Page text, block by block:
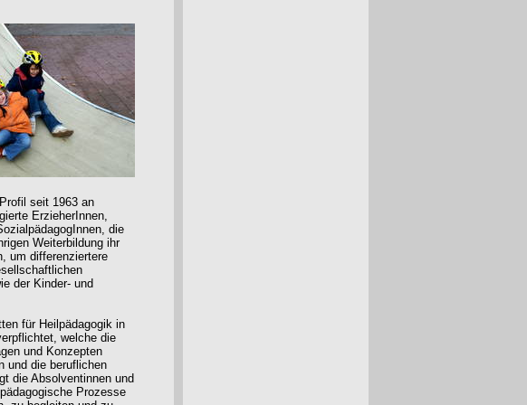
seit 1963 an
ErzieherInnen,
die
Weiterbildung ihr
um differenziertere
der Kinder- und
für Heilpädagogik in
welche die
und Konzepten
und die beruflichen
die Absolventinnen und
Prozesse